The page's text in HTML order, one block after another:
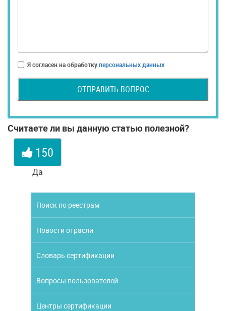
Я согласен на обработкуперсональных данных
ОТПРАВИТЬ ВОПРОС
Считаете ли вы данную статью полезной?
150
Да
Поиск по реестрам
Новости отрасли
Словарь сертификации
Вопросы пользователей
Центры сертификации